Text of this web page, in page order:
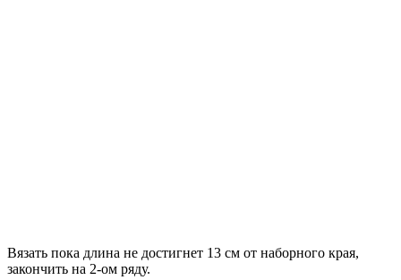
Вязать пока длина не достигнет 13 см от наборного края,
закончить на 2-ом ряду.